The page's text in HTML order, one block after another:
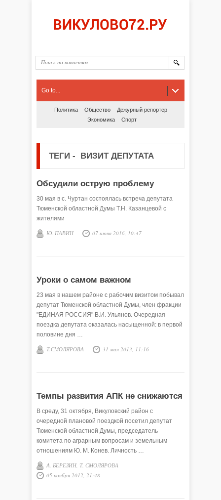
Go to...
Политика Общество
Дежурный репортер
Экономика
Спорт
ТЕГИ - ВИЗИТ ДЕПУТАТА
Обсудили острую проблему
30 мая в с. Чуртан состоялась встреча депутата
Тюменской областной Думы Т.Н. Казанцевой с
жителями
Ю. ПАВИН 07 июня 2016, 10:47
Уроки о самом важном
23 мая в нашем районе с рабочим визитом побывал
депутат Тюменской областной Думы, член фракции
"ЕДИНАЯ РОССИЯ" В.И. Ульянов. Очередная
поездка депутата оказалась насыщенной: в первой
половине дня …
Т.СМОЛЯРОВА 31 мая 2013, 11:16
Темпы развития АПК не снижаются
В среду, 31 октября, Викуловский район с
очередной плановой поездкой посетил депутат
Тюменской областной Думы, председатель
комитета по аграрным вопросам и земельным
отношениям Ю. М. Конев. Личность …
А. БЕРЕЗИН, Т. СМОЛЯРОВА
05 ноября 2012, 21:48